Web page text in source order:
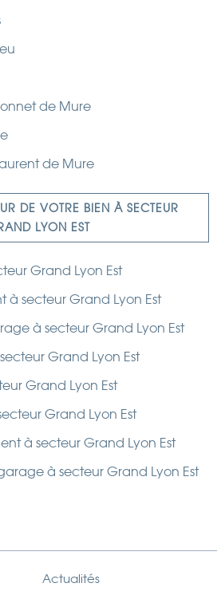
de Mure
de Mure
DE VOTRE BIEN À SECTEUR
LYON EST
Grand Lyon Est
secteur Grand Lyon Est
à secteur Grand Lyon Est
Grand Lyon Est
Grand Lyon Est
Grand Lyon Est
à secteur Grand Lyon Est
à secteur Grand Lyon Est
Actualités